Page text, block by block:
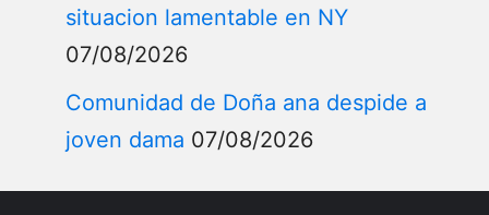
situacion lamentable en NY
07/08/2026
Comunidad de Doña ana despide a
joven dama 07/08/2026